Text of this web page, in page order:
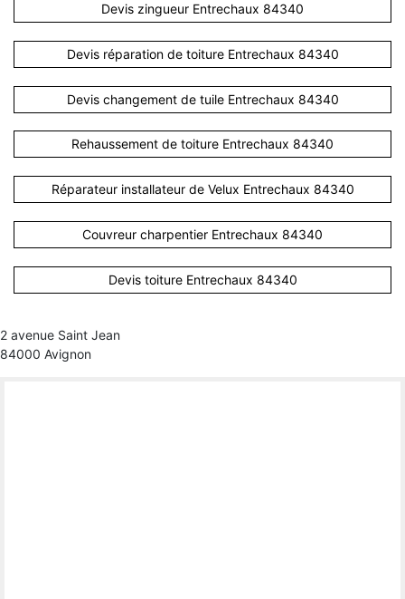
Devis zingueur Entrechaux 84340
Devis réparation de toiture Entrechaux 84340
Devis changement de tuile Entrechaux 84340
Rehaussement de toiture Entrechaux 84340
Réparateur installateur de Velux Entrechaux 84340
Couvreur charpentier Entrechaux 84340
Devis toiture Entrechaux 84340
2 avenue Saint Jean
84000 Avignon